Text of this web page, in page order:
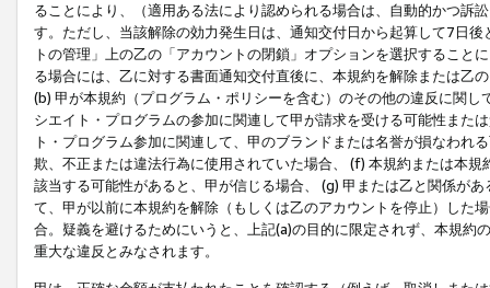
ることにより、（適用ある法により認められる場合は、自動的かつ訴
す。ただし、当該解除の効力発生日は、通知交付日から起算して7日
トの管理」上の乙の「アカウントの閉鎖」オプションを選択するこ
る場合には、乙に対する書面通知交付直後に、本規約を解除または乙
(b) 甲が本規約（プログラム・ポリシーを含む）のその他の違反に関
シエイト・プログラムの参加に関連して甲が請求を受ける可能性また
ト・プログラム参加に関連して、甲のブランドまたは名誉が損なわれ
欺、不正または違法行為に使用されていた場合、 (f) 本規約または本
該当する可能性があると、甲が信じる場合、 (g) 甲または乙と関係が
て、甲が以前に本規約を解除（もしくは乙のアカウントを停止）した
合。疑義を避けるためにいうと、上記(a)の目的に限定されず、本規
重大な違反とみなされます。